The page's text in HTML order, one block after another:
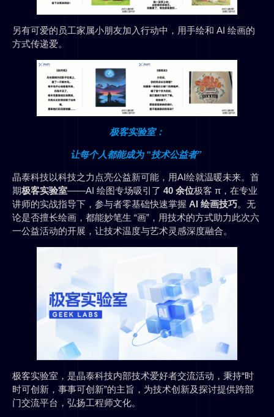
另有可爱的员工家属小朋友加入行动中，用手绘和 AI 绘画的
方式传递爱。
极客实验室：
让每个人都能成为 “技术公益者”
晶泰科技以科技之力点亮公益新可能，用AI绘就温暖未来。首
期极客实验室——AI 绘图专场吸引了 40 余位极客 π，在专业
讲师的实战指导下，参与者零基础快速掌握 AI 绘画技巧。无
论是否擅长绘画，都能妙笔生 “画”，用技术的方式助力此次六
一公益活动的开展，让技术温度与艺术灵感深度融合。
极客实验室，是晶泰科技内部技术爱好者交流活动，秉持“时
时可创新，事事可创新”的主旨，为技术创新及探讨提供跨部
门交流平台，弘扬工程师文化。